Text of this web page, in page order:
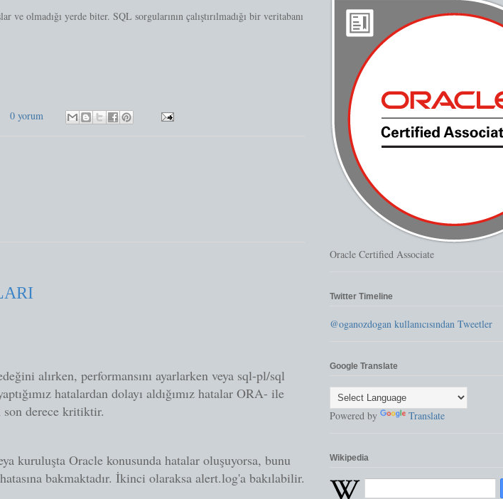
ve olmadığı yerde biter. SQL sorgularının çalıştırılmadığı bir veritabanı
0 yorum
alırken, performansını ayarlarken veya sql-pl/sql
hatalardan dolayı aldığımız hatalar ORA- ile
son derece kritiktir.
kuruluşta Oracle konusunda hatalar oluşuyorsa, bunu
bakmaktadır. İkinci olaraksa alert.log'a bakılabilir.
Oracle Certified Associate
Twitter Timeline
@oganozdogan kullanıcısından Tweetler
Google Translate
Powered by Translate
Wikipedia